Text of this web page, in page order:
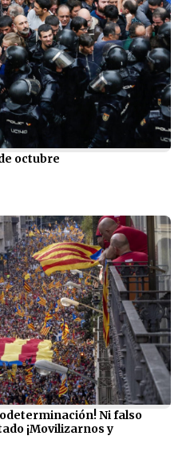
octubre
Ni falso
¡Movilizarnos y